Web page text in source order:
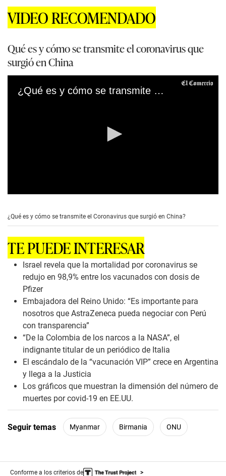
VIDEO RECOMENDADO
Qué es y cómo se transmite el coronavirus que
surgió en China
¿Qué es y cómo se transmite el Coronavirus que surgió en China?
e
c
n
d
s
¿Qué es y cómo se transmite el Coronavirus que surgió en China?
TE PUEDE INTERESAR
Israel revela que la mortalidad por coronavirus se
redujo en 98,9% entre los vacunados con dosis de
Pfizer
Embajadora del Reino Unido: “Es importante para
nosotros que AstraZeneca pueda negociar con Perú
con transparencia”
“De la Colombia de los narcos a la NASA”, el
indignante titular de un periódico de Italia
El escándalo de la “vacunación VIP” crece en Argentina
y llega a la Justicia
Los gráficos que muestran la dimensión del número de
muertes por covid-19 en EE.UU.
Seguir temas Myanmar Birmania ONU
Conforme a los criterios de